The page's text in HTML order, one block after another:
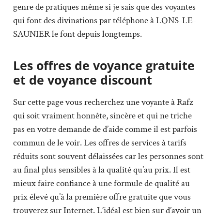
genre de pratiques même si je sais que des voyantes
qui font des divinations par téléphone à LONS-LE-
SAUNIER le font depuis longtemps.
Les offres de voyance gratuite
et de voyance discount
Sur cette page vous recherchez une voyante à Rafz
qui soit vraiment honnête, sincère et qui ne triche
pas en votre demande de d’aide comme il est parfois
commun de le voir. Les offres de services à tarifs
réduits sont souvent délaissées car les personnes sont
au final plus sensibles à la qualité qu’au prix. Il est
mieux faire confiance à une formule de qualité au
prix élevé qu’à la première offre gratuite que vous
trouverez sur Internet. L’idéal est bien sur d’avoir un